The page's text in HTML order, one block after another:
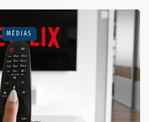
MÉDIAS